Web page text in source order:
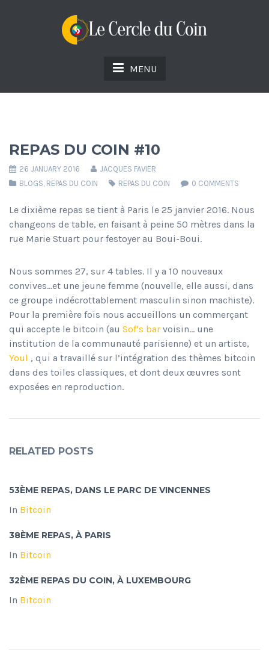
MENU
REPAS DU COIN #10
26 JANUARY 2016
JACQUES FAVIER
BLOGS, REPAS DU COIN REPAS DU COIN 0 COMMENTS
Le dixième repas se tient à Paris le 25 janvier 2016. Nous
changeons de table, en faisant à peine 50 mètres dans la
rue Marie Stuart pour festoyer au Boui-Boui.
Nous sommes 27, sur 4 tables. Il y a 10 nouveaux
convives…et une jeune femme (nouvelle, elle aussi, dans
ce groupe indécrottablement masculin sinon machiste).
Pour la première fois nous accueillons un commerçant
qui accepte le bitcoin (au Sof’s bar voisin… une
institution de la communauté parisienne) et un artiste,
Youl , qui a travaillé sur l’intégration des thèmes bitcoin
dans des toiles classiques, et dont deux œuvres sont
exposées en reproduction.
RELATED POSTS
53ÈME REPAS, DANS LE PARC DE VINCENNES
In Bitcoin
38ÈME REPAS, À PARIS
In Bitcoin
32ÈME REPAS DU COIN, À LUXEMBOURG
In Bitcoin